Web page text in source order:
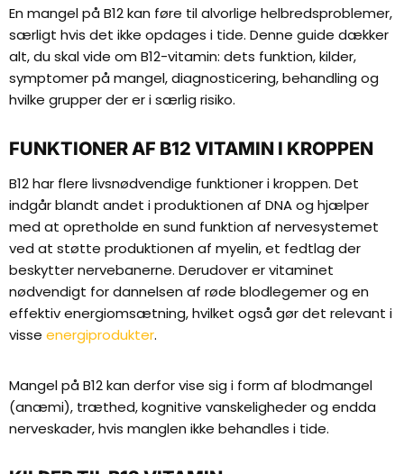
En mangel på B12 kan føre til alvorlige helbredsproblemer,
særligt hvis det ikke opdages i tide. Denne guide dækker
alt, du skal vide om B12-vitamin: dets funktion, kilder,
symptomer på mangel, diagnosticering, behandling og
hvilke grupper der er i særlig risiko.
FUNKTIONER AF B12 VITAMIN I KROPPEN
B12 har flere livsnødvendige funktioner i kroppen. Det
indgår blandt andet i produktionen af DNA og hjælper
med at opretholde en sund funktion af nervesystemet
ved at støtte produktionen af myelin, et fedtlag der
beskytter nervebanerne. Derudover er vitaminet
nødvendigt for dannelsen af røde blodlegemer og en
effektiv energiomsætning, hvilket også gør det relevant i
visse energiprodukter.
Mangel på B12 kan derfor vise sig i form af blodmangel
(anæmi), træthed, kognitive vanskeligheder og endda
nerveskader, hvis manglen ikke behandles i tide.